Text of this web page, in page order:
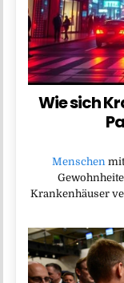
Wie sich
Menschen
Krankenhäuser